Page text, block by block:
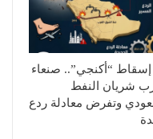
إسقاط “أكنجي”.. صنعاء
شريان النفط
وتفرض معادلة ردع